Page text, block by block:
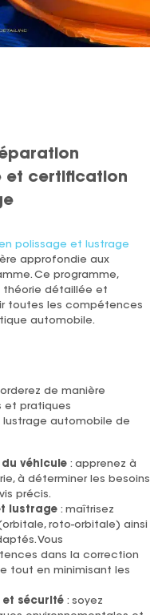
et certification
polissage et lustrage
approfondie aux
Ce programme,
théorie détaillée et
toutes les compétences
automobile.
de manière
et pratiques
lustrage automobile de
véhicule : apprenez à
à déterminer les besoins
précis.
lustrage : maîtrisez
roto-orbitale) ainsi
Vous
dans la correction
tout en minimisant les
et sécurité : soyez